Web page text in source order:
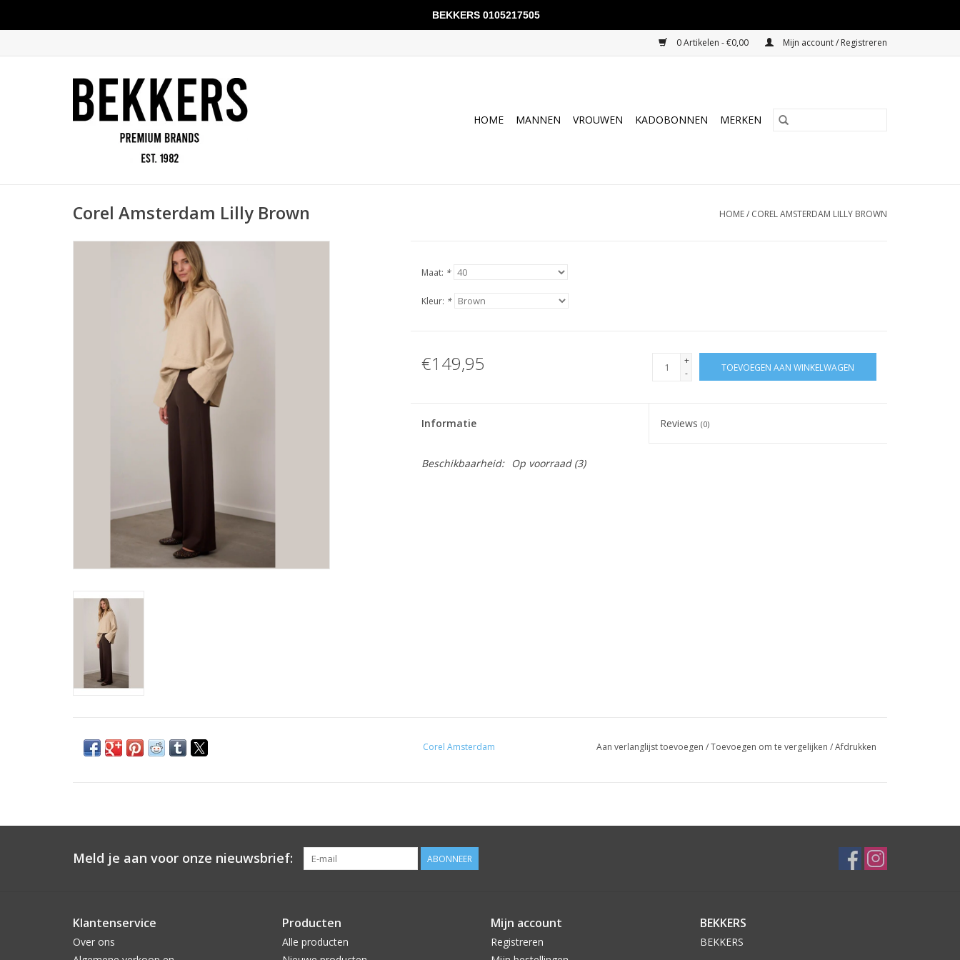
0 Artikelen - €0,00 Mijn account / Registreren
HOME MANNEN VROUWEN KADOBONNEN MERKEN
Corel Amsterdam Lilly Brown HOME/ COREL AMSTERDAM LILLY BROWN
Maat: *
Kleur: *
€149,95
+
-
TOEVOEGEN AAN WINKELWAGEN
Informatie Reviews(0)
Beschikbaarheid: Op voorraad(3)
Corel Amsterdam Aan verlanglijst toevoegen /Toevoegen om te vergelijken /Afdrukken
Meld je aan voor onze nieuwsbrief: ABONNEER
Klantenservice
Over ons
Producten
Alle producten
Mijn account
Registreren
BEKKERS
BEKKERS
BEKKERS 0105217505